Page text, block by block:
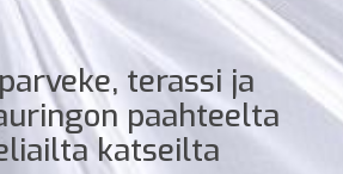
terassi ja
paahteelta
katseilta